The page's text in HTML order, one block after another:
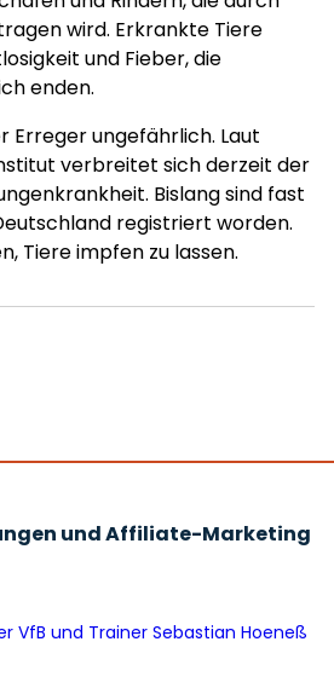
wird. Erkrankte Tiere
und Fieber, die
enden.
Erreger ungefährlich. Laut
verbreitet sich derzeit der
Bislang sind fast
registriert worden.
Tiere impfen zu lassen.
und Affiliate-Marketing